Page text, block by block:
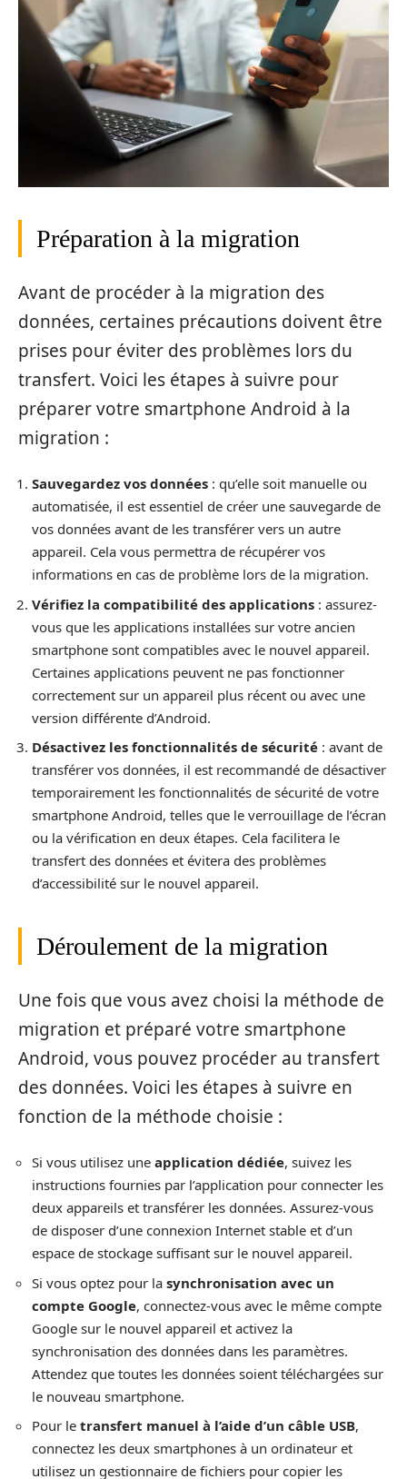
Préparation à la migration
Avant de procéder à la migration des
données, certaines précautions doivent être
prises pour éviter des problèmes lors du
transfert. Voici les étapes à suivre pour
préparer votre smartphone Android à la
migration :
Sauvegardez vos données : qu’elle soit manuelle ou
automatisée, il est essentiel de créer une sauvegarde de
vos données avant de les transférer vers un autre
appareil. Cela vous permettra de récupérer vos
informations en cas de problème lors de la migration.
Vérifiez la compatibilité des applications : assurez-
vous que les applications installées sur votre ancien
smartphone sont compatibles avec le nouvel appareil.
Certaines applications peuvent ne pas fonctionner
correctement sur un appareil plus récent ou avec une
version différente d’Android.
Désactivez les fonctionnalités de sécurité : avant de
transférer vos données, il est recommandé de désactiver
temporairement les fonctionnalités de sécurité de votre
smartphone Android, telles que le verrouillage de l’écran
ou la vérification en deux étapes. Cela facilitera le
transfert des données et évitera des problèmes
d’accessibilité sur le nouvel appareil.
Déroulement de la migration
Une fois que vous avez choisi la méthode de
migration et préparé votre smartphone
Android, vous pouvez procéder au transfert
des données. Voici les étapes à suivre en
fonction de la méthode choisie :
Si vous utilisez une application dédiée, suivez les
instructions fournies par l’application pour connecter les
deux appareils et transférer les données. Assurez-vous
de disposer d’une connexion Internet stable et d’un
espace de stockage suffisant sur le nouvel appareil.
Si vous optez pour la synchronisation avec un
compte Google, connectez-vous avec le même compte
Google sur le nouvel appareil et activez la
synchronisation des données dans les paramètres.
Attendez que toutes les données soient téléchargées sur
le nouveau smartphone.
Pour le transfert manuel à l’aide d’un câble USB,
connectez les deux smartphones à un ordinateur et
utilisez un gestionnaire de fichiers pour copier les